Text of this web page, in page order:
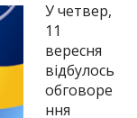
У четвер,
11
вересня
відбулось
обговоре
ння